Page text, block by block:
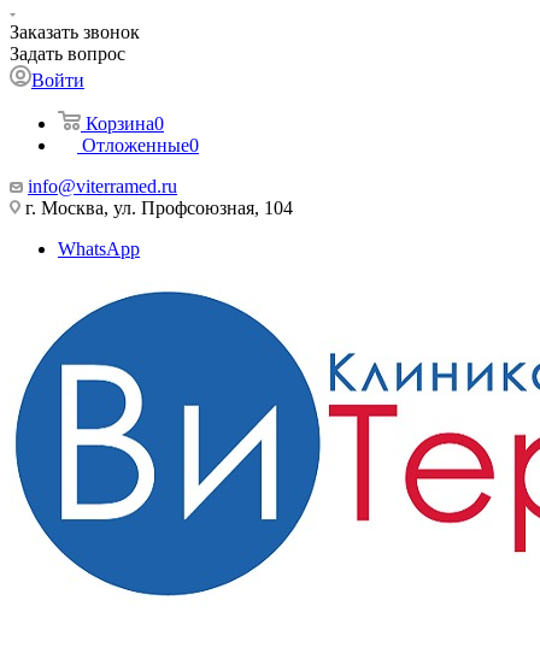
Заказать звонок
Задать вопрос
Войти
Корзина0
Отложенные0
info@viterramed.ru
г. Москва, ул. Профсоюзная, 104
WhatsApp